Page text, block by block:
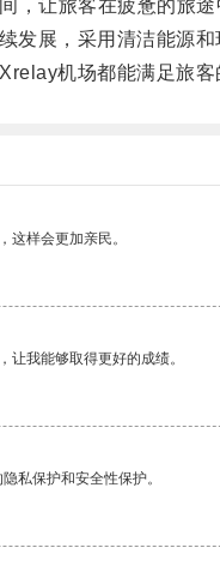
让旅客在疲惫的旅途
展，采用清洁能源和
机场都能满足旅客
这样会更加亲民。
我能够取得更好的成绩。
私保护和安全性保护。